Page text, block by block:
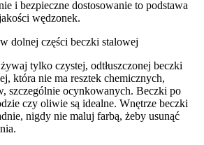
i bezpieczne dostosowanie to podstawa
wędzonek.
tylko czystej, odtłuszczonej beczki
która nie ma resztek chemicznych,
szczególnie ocynkowanych. Beczki po
czy oliwie są idealne. Wnętrze beczki
nigdy nie maluj farbą, żeby usunąć